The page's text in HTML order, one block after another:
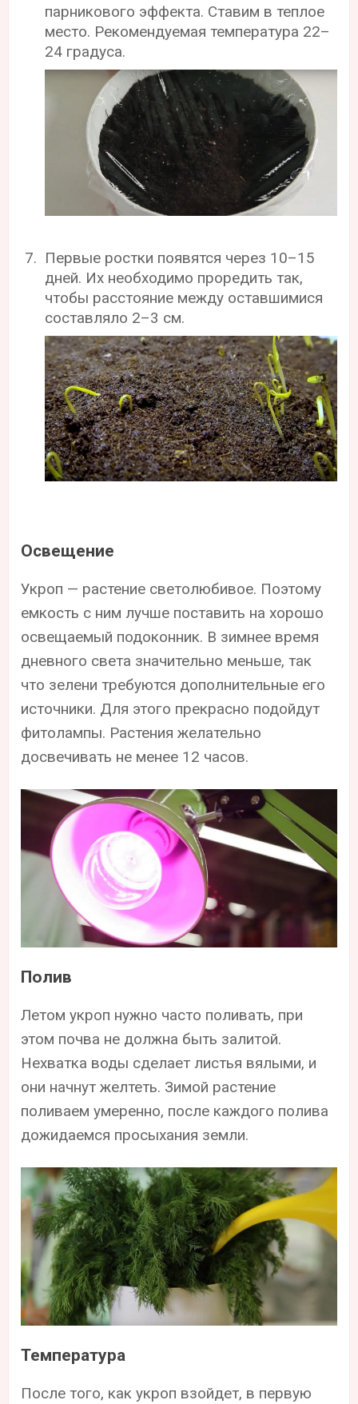
парникового эффекта. Ставим в теплое
место. Рекомендуемая температура 22–
24 градуса.
Первые ростки появятся через 10–15
дней. Их необходимо проредить так,
чтобы расстояние между оставшимися
составляло 2–3 см.
Освещение
Укроп — растение светолюбивое. Поэтому
емкость с ним лучше поставить на хорошо
освещаемый подоконник. В зимнее время
дневного света значительно меньше, так
что зелени требуются дополнительные его
источники. Для этого прекрасно подойдут
фитолампы. Растения желательно
досвечивать не менее 12 часов.
Полив
Летом укроп нужно часто поливать, при
этом почва не должна быть залитой.
Нехватка воды сделает листья вялыми, и
они начнут желтеть. Зимой растение
поливаем умеренно, после каждого полива
дожидаемся просыхания земли.
Температура
После того, как укроп взойдет, в первую